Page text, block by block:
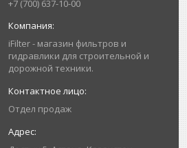
+7 (700) 637-10-00
iFilter - магазин фильтров и
гидравлики для строительной и
дорожной техники.
Отдел продаж